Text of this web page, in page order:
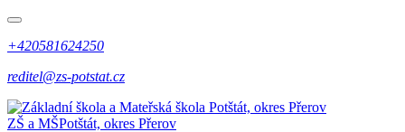
+420581624250
reditel@zs-potstat.cz
ZŠ a MŠPotštát, okres Přerov